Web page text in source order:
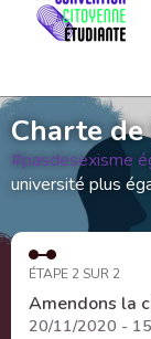
Charte
#pasdesexisme
université plus
ÉTAPE 2 SUR 2
Amendons la
20/11/2020 -